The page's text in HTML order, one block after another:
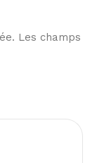
Les champs